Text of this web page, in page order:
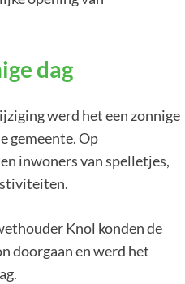
dag
werd het een zonnige
gemeente. Op
inwoners van spelletjes,
Knol konden de
doorgaan en werd het